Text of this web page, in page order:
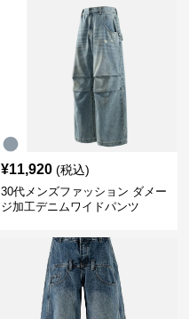
¥11,920 (税込)
30代メンズファッション ダメー
ジ加工デニムワイドパンツ